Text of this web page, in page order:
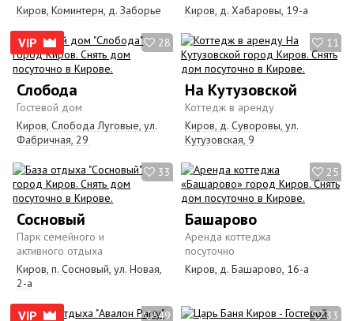
Киров, Коминтерн, д. Заборье
Киров, д. Хабаровы, 19-а
VIP 28
Слобода
Гостевой дом
Киров, Слобода Луговые, ул.
Фабричная, 29
11
На Кутузовской
Коттедж в аренду
Киров, д. Суворовы, ул.
Кутузовская, 9
33
Сосновый
Парк семейного и
активного отдыха
Киров, п. Сосновый, ул. Новая,
2-а
25
Башарово
Аренда коттеджа
посуточно
Киров, д. Башарово, 16-а
VIP 49 33